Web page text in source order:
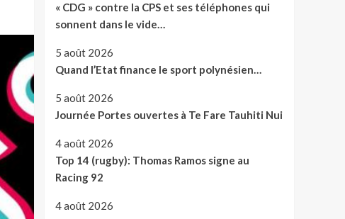
« CDG » contre la CPS et ses téléphones qui
sonnent dans le vide…
5 août 2026
Quand l’Etat finance le sport polynésien…
5 août 2026
Journée Portes ouvertes à Te Fare Tauhiti Nui
4 août 2026
Top 14 (rugby): Thomas Ramos signe au
Racing 92
4 août 2026